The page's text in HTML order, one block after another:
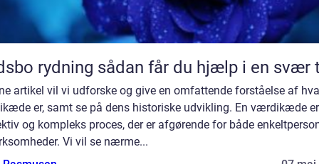
Dødsbo rydning sådan får du hjælp i en
artikel vil vi udforske og give en omfattende forståelse af
er, samt se på dens historiske udvikling. En værdikæde
og kompleks proces, der er afgørende for både
Vi vil se nærme...